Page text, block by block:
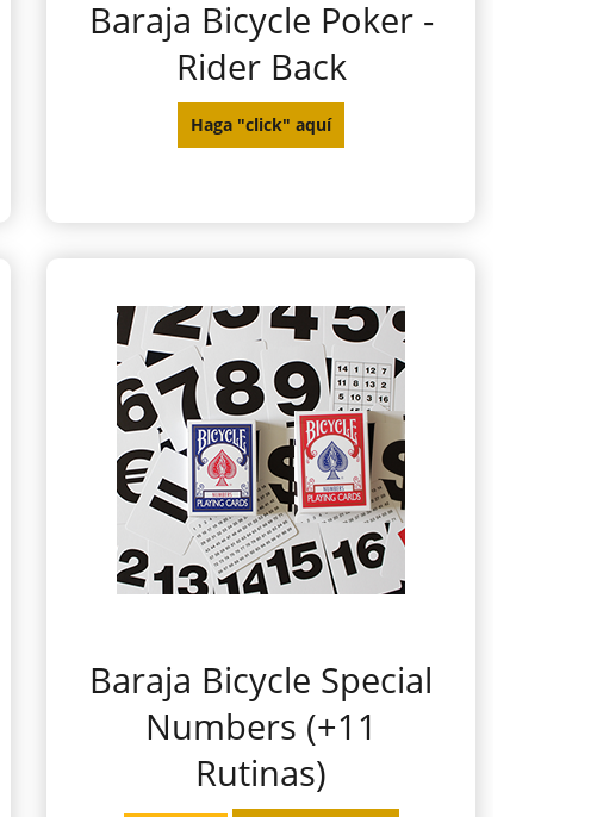
Baraja Bicycle Poker -
Rider Back
Haga "click" aquí
Baraja Bicycle Special
Numbers (+11
Rutinas)